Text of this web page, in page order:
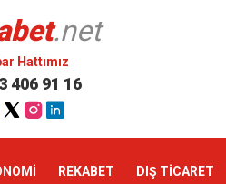
.net
Hattımız
406 91 16
REKABET DIŞ TİCARET